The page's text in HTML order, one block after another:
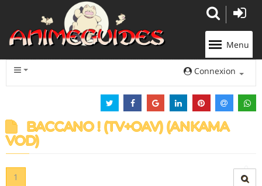
Menu
Connexion
BACCANO ! (TV+OAV) (ANKAMA
VOD)
1
Panneau de gestion des cookies